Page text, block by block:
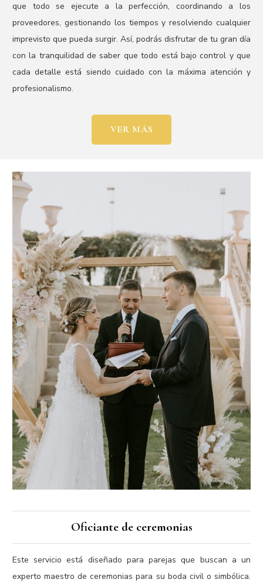
que todo se ejecute a la perfección, coordinando a los
proveedores, gestionando los tiempos y resolviendo cualquier
imprevisto que pueda surgir. Así, podrás disfrutar de tu gran día
con la tranquilidad de saber que todo está bajo control y que
cada detalle está siendo cuidado con la máxima atención y
profesionalismo.
VER MÁS
Oficiante de ceremonias
Este servicio está diseñado para parejas que buscan a un
experto maestro de ceremonias para su boda civil o simbólica.